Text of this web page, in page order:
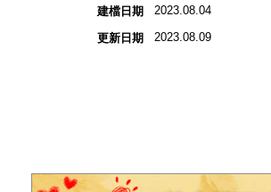
建檔日期 2023.08.04
更新日期 2023.08.09